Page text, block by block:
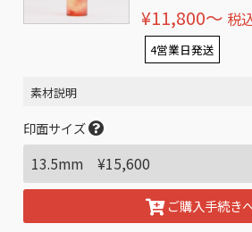
¥11,800〜 税
4営業日発送
素材説明
印面サイズ
ご購入手続き